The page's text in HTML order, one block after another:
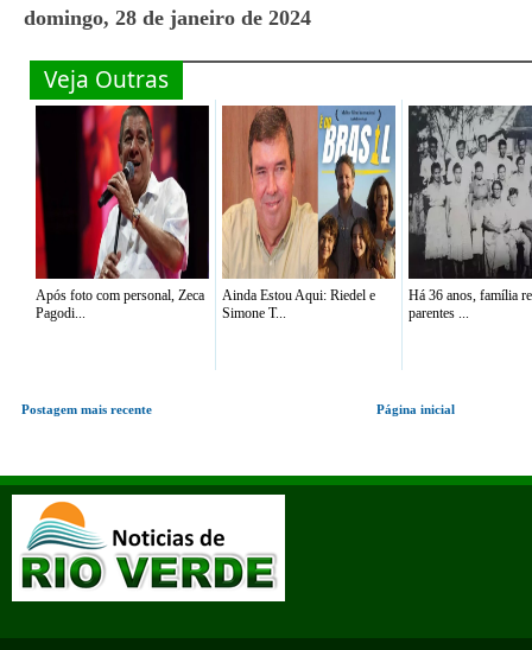
domingo, 28 de janeiro de 2024
Veja Outras
Após foto com personal, Zeca
Pagodi...
Ainda Estou Aqui: Riedel e
Simone T...
Há 36 anos, família
parentes ...
Postagem mais recente Página inicial